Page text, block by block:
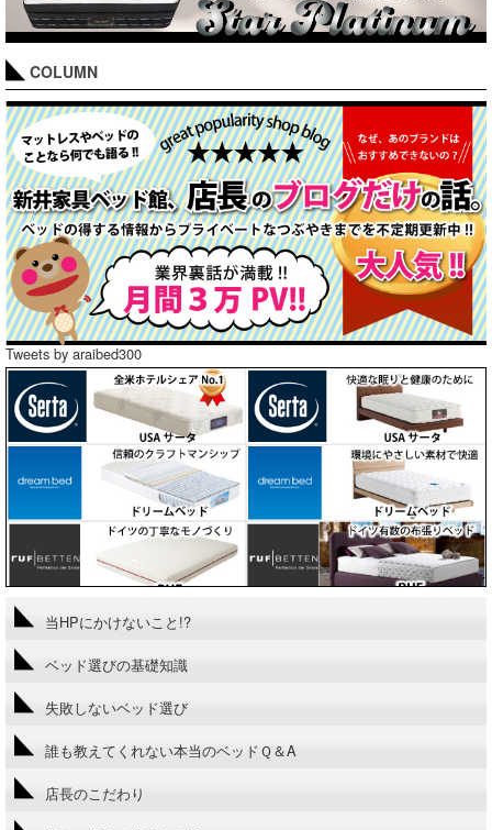
COLUMN
Tweets by araibed300
当HPにかけないこと!?
ベッド選びの基礎知識
失敗しないベッド選び
誰も教えてくれない本当のベッドＱ＆A
店長のこだわり